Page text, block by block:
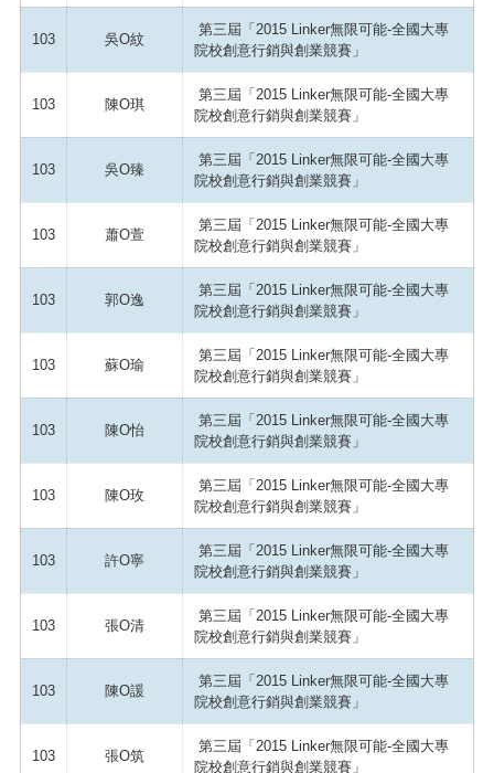
103 吳O紋
第三屆「2015 Linker無限可能-全國大專
院校創意行銷與創業競賽」
103 陳O琪
第三屆「2015 Linker無限可能-全國大專
院校創意行銷與創業競賽」
103 吳O臻
第三屆「2015 Linker無限可能-全國大專
院校創意行銷與創業競賽」
103 蕭O萱
第三屆「2015 Linker無限可能-全國大專
院校創意行銷與創業競賽」
103 郭O逸
第三屆「2015 Linker無限可能-全國大專
院校創意行銷與創業競賽」
103 蘇O瑜
第三屆「2015 Linker無限可能-全國大專
院校創意行銷與創業競賽」
103 陳O怡
第三屆「2015 Linker無限可能-全國大專
院校創意行銷與創業競賽」
103 陳O玫
第三屆「2015 Linker無限可能-全國大專
院校創意行銷與創業競賽」
103 許O寧
第三屆「2015 Linker無限可能-全國大專
院校創意行銷與創業競賽」
103 張O清
第三屆「2015 Linker無限可能-全國大專
院校創意行銷與創業競賽」
103 陳O諼
第三屆「2015 Linker無限可能-全國大專
院校創意行銷與創業競賽」
103 張O筑
第三屆「2015 Linker無限可能-全國大專
院校創意行銷與創業競賽」